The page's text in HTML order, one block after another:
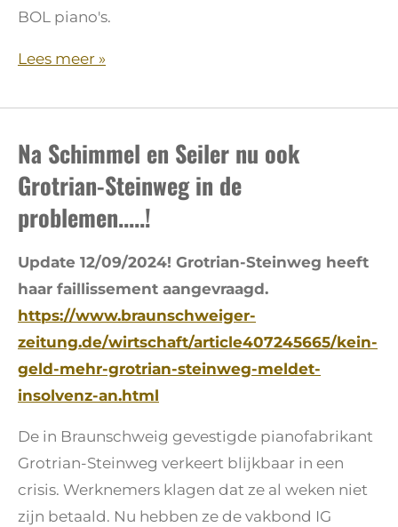
BOL piano's.
Lees meer »
Na Schimmel en Seiler nu ook
Grotrian-Steinweg in de
problemen.....!
Update 12/09/2024! Grotrian-Steinweg heeft
haar faillissement aangevraagd.
https://www.braunschweiger-
zeitung.de/wirtschaft/article407245665/kein-
geld-mehr-grotrian-steinweg-meldet-
insolvenz-an.html
De in Braunschweig gevestigde pianofabrikant
Grotrian-Steinweg verkeert blijkbaar in een
crisis. Werknemers klagen dat ze al weken niet
zijn betaald. Nu hebben ze de vakbond IG